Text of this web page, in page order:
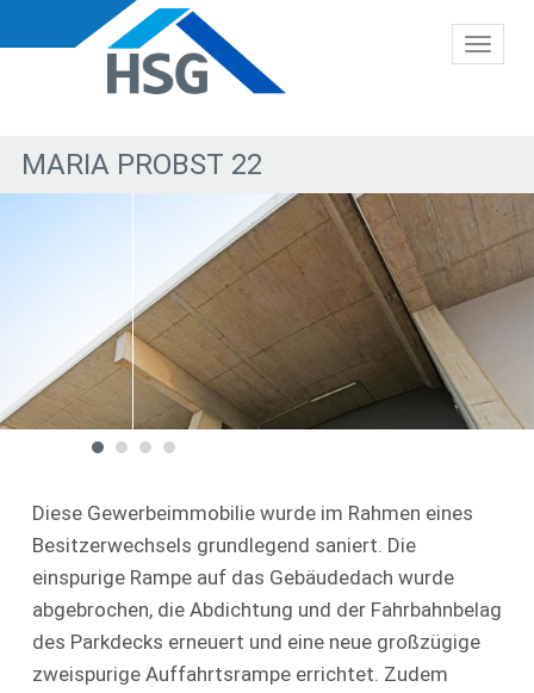
MARIA PROBST 22
Diese Gewerbeimmobilie wurde im Rahmen eines
Besitzerwechsels grundlegend saniert. Die
einspurige Rampe auf das Gebäudedach wurde
abgebrochen, die Abdichtung und der Fahrbahnbelag
des Parkdecks erneuert und eine neue großzügige
zweispurige Auffahrtsrampe errichtet. Zudem